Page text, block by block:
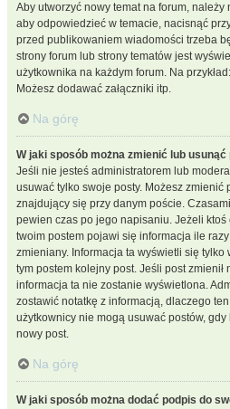
Aby utworzyć nowy temat na forum, należy
aby odpowiedzieć w temacie, nacisnąć
przed publikowaniem wiadomości trzeba
strony forum lub strony tematów jest
użytkownika na każdym forum. Na
Możesz dodawać załączniki itp.
Na górę
W jaki sposób można zmienić lub usunąć
Jeśli nie jesteś administratorem lub
usuwać tylko swoje posty. Możesz
znajdujący się przy danym poście.
pewien czas po jego napisaniu. Jeżeli ktoś
twoim postem pojawi się informacja ile
zmieniany. Informacja ta wyświetli się tylko
tym postem kolejny post. Jeśli post
informacja ta nie zostanie wyświetlona.
zostawić notatkę z informacją, dlaczego
użytkownicy nie mogą usuwać postów, gdy
nowy post.
Na górę
W jaki sposób można dodać podpis do